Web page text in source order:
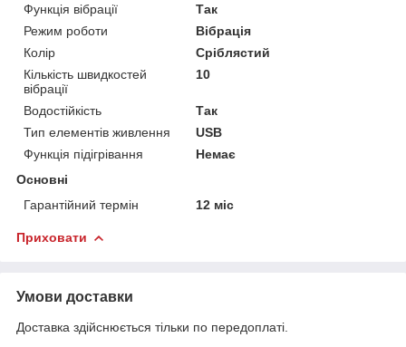
Функція вібрації
Так
Режим роботи
Вібрація
Колір
Сріблястий
Кількість швидкостей
вібрації
10
Водостійкість
Так
Тип елементів живлення
USB
Функція підігрівання
Немає
Основні
Гарантійний термін
12 міс
Приховати
Умови доставки
Доставка здійснюється тільки по передоплаті.